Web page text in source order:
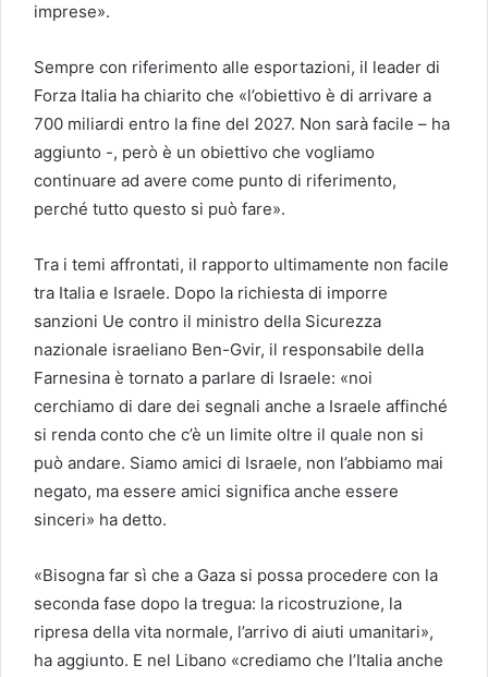
imprese».
Sempre con riferimento alle esportazioni, il leader di
Forza Italia ha chiarito che «l’obiettivo è di arrivare a
700 miliardi entro la fine del 2027. Non sarà facile – ha
aggiunto -, però è un obiettivo che vogliamo
continuare ad avere come punto di riferimento,
perché tutto questo si può fare».
Tra i temi affrontati, il rapporto ultimamente non facile
tra Italia e Israele. Dopo la richiesta di imporre
sanzioni Ue contro il ministro della Sicurezza
nazionale israeliano Ben-Gvir, il responsabile della
Farnesina è tornato a parlare di Israele: «noi
cerchiamo di dare dei segnali anche a Israele affinché
si renda conto che c’è un limite oltre il quale non si
può andare. Siamo amici di Israele, non l’abbiamo mai
negato, ma essere amici significa anche essere
sinceri» ha detto.
«Bisogna far sì che a Gaza si possa procedere con la
seconda fase dopo la tregua: la ricostruzione, la
ripresa della vita normale, l’arrivo di aiuti umanitari»,
ha aggiunto. E nel Libano «crediamo che l’Italia anche